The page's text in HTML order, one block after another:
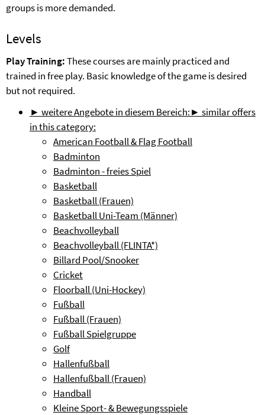
groups is more demanded.
Levels
Play Training:These courses are mainly practiced and
trained in free play. Basic knowledge of the game is desired
but not required.
► weitere Angebote in diesem Bereich:► similar offers
in this category:
American Football & Flag Football
Badminton
Badminton - freies Spiel
Basketball
Basketball (Frauen)
Basketball Uni-Team (Männer)
Beachvolleyball
Beachvolleyball (FLINTA*)
Billard Pool/Snooker
Cricket
Floorball (Uni-Hockey)
Fußball
Fußball (Frauen)
Fußball Spielgruppe
Golf
Hallenfußball
Hallenfußball (Frauen)
Handball
Kleine Sport- & Bewegungsspiele